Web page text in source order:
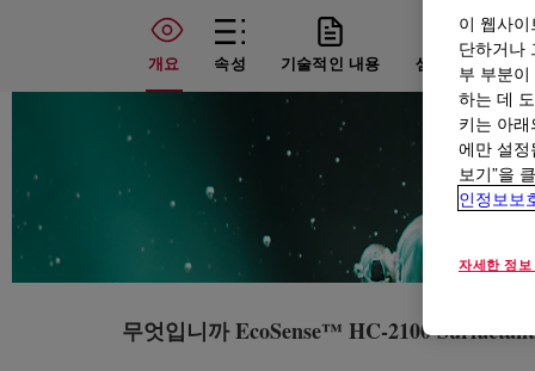
개요 속성 기술적인 내용 샘플 옵션
무엇입니까EcoSense™ HC-2100 Surfactant
이 웹사
단하거나
부 부분
하는 데
키는 아
에만 설
보기”을
인정보보
자세한 정보